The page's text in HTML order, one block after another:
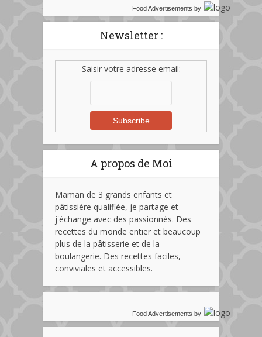
Food Advertisements by
Newsletter :
Saisir votre adresse email:
A propos de Moi
Maman de 3 grands enfants et
pâtissière qualifiée, je partage et
j'échange avec des passionnés. Des
recettes du monde entier et beaucoup
plus de la pâtisserie et de la
boulangerie. Des recettes faciles,
conviviales et accessibles.
Food Advertisements by